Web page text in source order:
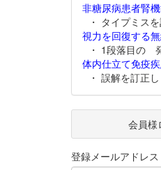
非糖尿病患者腎
・ タイプミス
視力を回復する
・ 1段落目の
体内仕立て免疫
・ 誤解を訂正
会員様
登録メールアドレス